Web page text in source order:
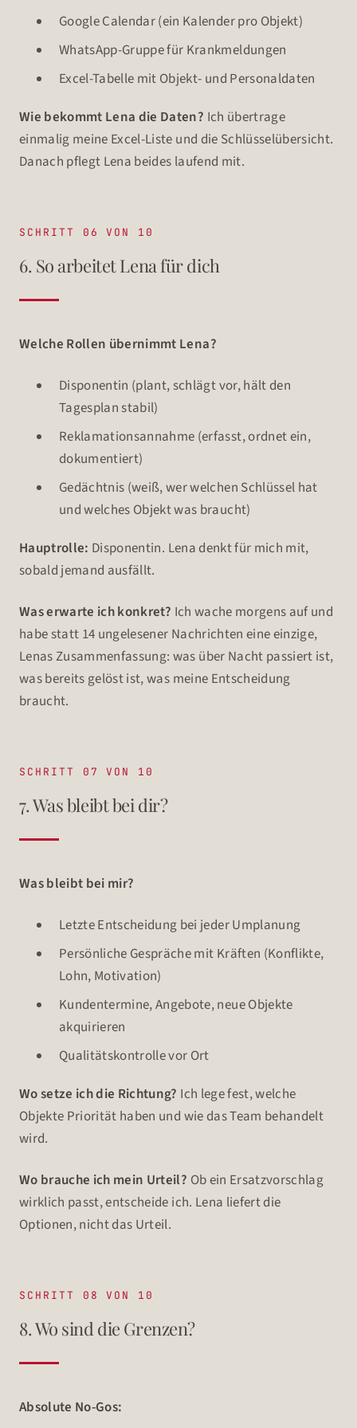
Google Calendar (ein Kalender pro Objekt)
WhatsApp-Gruppe für Krankmeldungen
Excel-Tabelle mit Objekt- und Personaldaten
Wie bekommt Lena die Daten? Ich übertrage
einmalig meine Excel-Liste und die Schlüsselübersicht.
Danach pflegt Lena beides laufend mit.
SCHRITT 06 VON 10
6. So arbeitet Lena für dich
Welche Rollen übernimmt Lena?
Disponentin (plant, schlägt vor, hält den
Tagesplan stabil)
Reklamationsannahme (erfasst, ordnet ein,
dokumentiert)
Gedächtnis (weiß, wer welchen Schlüssel hat
und welches Objekt was braucht)
Hauptrolle: Disponentin. Lena denkt für mich mit,
sobald jemand ausfällt.
Was erwarte ich konkret? Ich wache morgens auf und
habe statt 14 ungelesener Nachrichten eine einzige,
Lenas Zusammenfassung: was über Nacht passiert ist,
was bereits gelöst ist, was meine Entscheidung
braucht.
SCHRITT 07 VON 10
7. Was bleibt bei dir?
Was bleibt bei mir?
Letzte Entscheidung bei jeder Umplanung
Persönliche Gespräche mit Kräften (Konflikte,
Lohn, Motivation)
Kundentermine, Angebote, neue Objekte
akquirieren
Qualitätskontrolle vor Ort
Wo setze ich die Richtung? Ich lege fest, welche
Objekte Priorität haben und wie das Team behandelt
wird.
Wo brauche ich mein Urteil? Ob ein Ersatzvorschlag
wirklich passt, entscheide ich. Lena liefert die
Optionen, nicht das Urteil.
SCHRITT 08 VON 10
8. Wo sind die Grenzen?
Absolute No-Gos: